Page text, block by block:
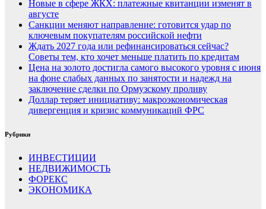
Новые в сфере ЖКХ: платежные квитанции изменят в
августе
Санкции меняют направление: готовится удар по
ключевым покупателям российской нефти
Ждать 2027 года или рефинансироваться сейчас?
Советы тем, кто хочет меньше платить по кредитам
Цена на золото достигла самого высокого уровня с июня
на фоне слабых данных по занятости и надежд на
заключение сделки по Ормузскому проливу
Доллар теряет инициативу: макроэкономическая
дивергенция и кризис коммуникаций ФРС
Рубрики
ИНВЕСТИЦИИ
НЕДВИЖИМОСТЬ
ФОРЕКС
ЭКОНОМИКА